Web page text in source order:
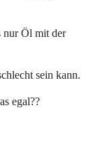
nur Öl mit der
sein kann.
egal??